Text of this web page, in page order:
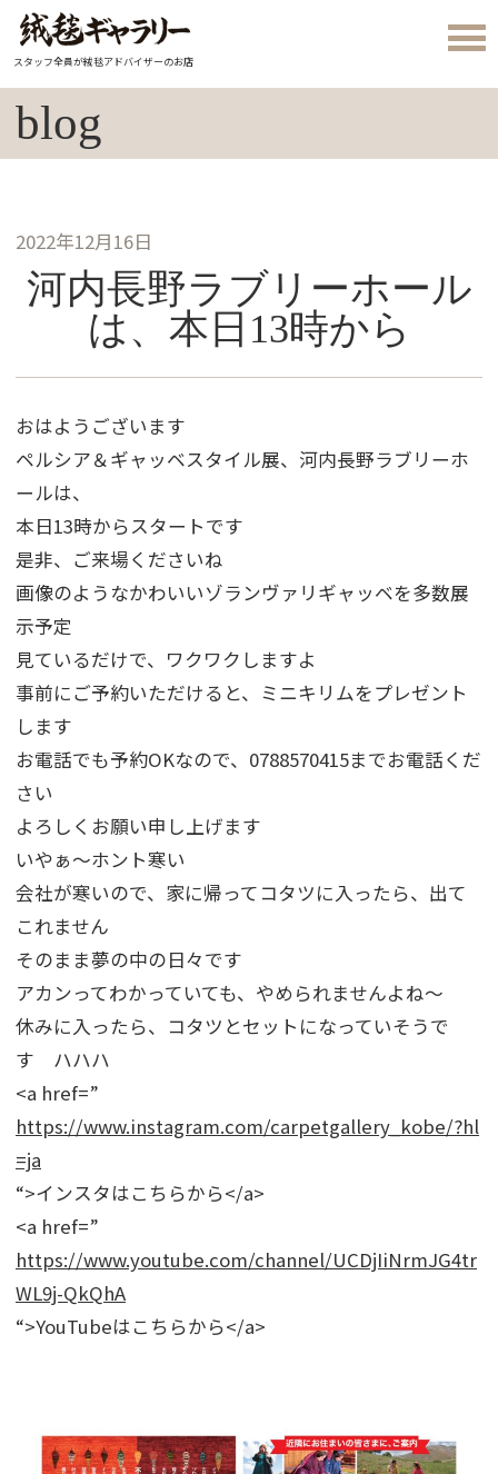
スタッフ全員が絨毯アドバイザーのお店
blog
2022年12月16日
河内長野ラブリーホール
は、本日13時から
おはようございます
ペルシア＆ギャッベスタイル展、河内長野ラブリーホ
ールは、
本日13時からスタートです
是非、ご来場くださいね
画像のようなかわいいゾランヴァリギャッベを多数展
示予定
見ているだけで、ワクワクしますよ
事前にご予約いただけると、ミニキリムをプレゼント
します
お電話でも予約OKなので、0788570415までお電話くだ
さい
よろしくお願い申し上げます
いやぁ～ホント寒い
会社が寒いので、家に帰ってコタツに入ったら、出て
これません
そのまま夢の中の日々です
アカンってわかっていても、やめられませんよね～
休みに入ったら、コタツとセットになっていそうで
す ハハハ
<a href=”
https://www.instagram.com/carpetgallery_kobe/?hl
=ja
“>インスタはこちらから</a>
<a href=”
https://www.youtube.com/channel/UCDjIiNrmJG4tr
WL9j-QkQhA
“>YouTubeはこちらから</a>